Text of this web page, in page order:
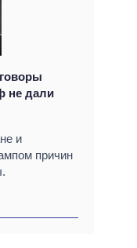
не дали
и
причин